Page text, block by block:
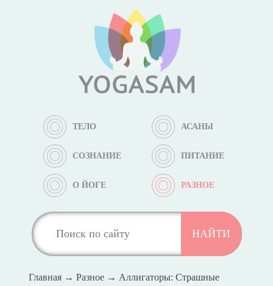
ТЕЛО АСАНЫ
СОЗНАНИЕ ПИТАНИЕ
О ЙОГЕ РАЗНОЕ
Главная→ Разное→ Аллигаторы: Страшные